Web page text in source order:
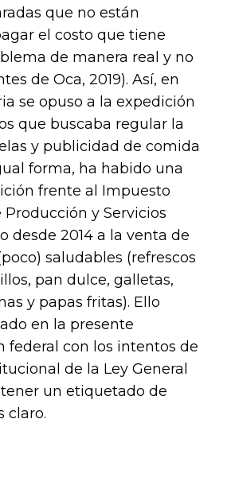
que no están
el costo que tiene
de manera real y no
de Oca, 2019). Así, en
se opuso a la expedición
que buscaba regular la
y publicidad de comida
forma, ha habido una
frente al Impuesto
Producción y Servicios
desde 2014 a la venta de
saludables (refrescos
pan dulce, galletas,
y papas fritas). Ello
en la presente
federal con los intentos de
de la Ley General
un etiquetado de
claro.